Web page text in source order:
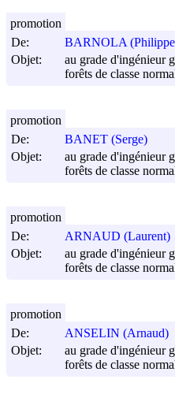
De:
BARNOLA
Objet:
au grade d'ingénieur
forêts de classe
promotion
De:
BANET (Serge)
Objet:
au grade d'ingénieur
forêts de classe
promotion
De:
ARNAUD (Laurent)
Objet:
au grade d'ingénieur
forêts de classe
promotion
De:
ANSELIN (Arnaud)
Objet:
au grade d'ingénieur
forêts de classe
promotion